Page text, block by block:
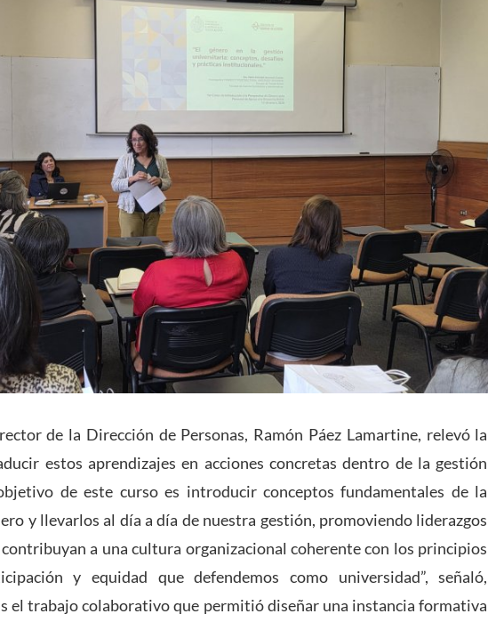
de la Dirección de Personas, Ramón Páez Lamartine, relevó la
estos aprendizajes en acciones concretas dentro de la gestión
de este curso es introducir conceptos fundamentales de la
y llevarlos al día a día de nuestra gestión, promoviendo liderazgos
a una cultura organizacional coherente con los principios
y equidad que defendemos como universidad”, señaló,
el trabajo colaborativo que permitió diseñar una instancia formativa